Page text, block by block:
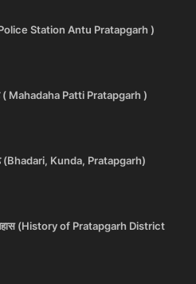
Police Station Antu Pratapgarh )
( Mahadaha Patti Pratapgarh )
(Bhadari, Kunda, Pratapgarh)
(History of Pratapgarh District